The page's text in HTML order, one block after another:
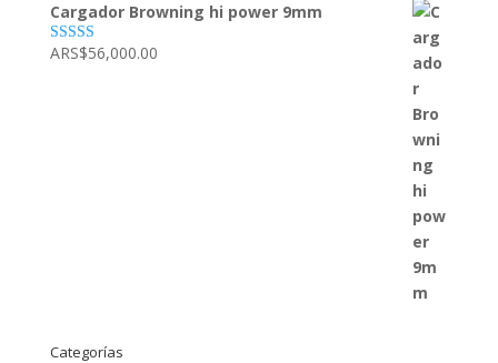
Cargador Browning hi power 9mm
Valorado con
ARS$56,000.00
Categorías